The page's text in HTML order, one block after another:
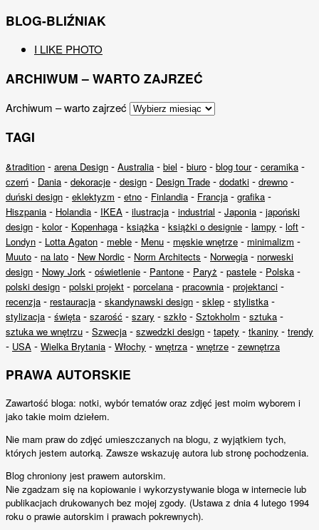
BLOG-BLIŹNIAK
I LIKE PHOTO
ARCHIWUM – WARTO ZAJRZEĆ
Archiwum – warto zajrzeć
TAGI
&tradition - arena Design - Australia - biel - biuro - blog tour- ceramika -
czerń - Dania - dekoracje - design - Design Trade - dodatki - drewno -
duński design - eklektyzm - etno - Finlandia - Francja - grafika -
Hiszpania - Holandia - IKEA - ilustracja - industrial - Japonia - japoński
design - kolor- Kopenhaga - książka - książki o designie - lampy - loft -
Londyn - Lotta Agaton - meble - Menu - męskie wnętrze - minimalizm -
Muuto - na lato - New Nordic - Norm Architects - Norwegia - norweski
design - Nowy Jork - oświetlenie - Pantone - Paryż - pastele - Polska -
polski design - polski projekt - porcelana - pracownia - projektanci -
recenzja - restauracja - skandynawski design - sklep - stylistka -
stylizacja - święta - szarość - szary - szkło - Sztokholm - sztuka -
sztuka we wnętrzu - Szwecja - szwedzki design - tapety - tkaniny - trendy
- USA - Wielka Brytania - Włochy - wnętrza - wnętrze - zewnętrza
PRAWA AUTORSKIE
Zawartość bloga: notki, wybór tematów oraz zdjęć jest moim wyborem i
jako takie moim dziełem.
Nie mam praw do zdjęć umieszczanych na blogu, z wyjątkiem tych,
których jestem autorką. Zawsze wskazuję autora lub stronę pochodzenia.
Blog chroniony jest prawem autorskim.
Nie zgadzam się na kopiowanie i wykorzystywanie bloga w internecie lub
publikacjach drukowanych bez mojej zgody. (Ustawa z dnia 4 lutego 1994
roku o prawie autorskim i prawach pokrewnych).